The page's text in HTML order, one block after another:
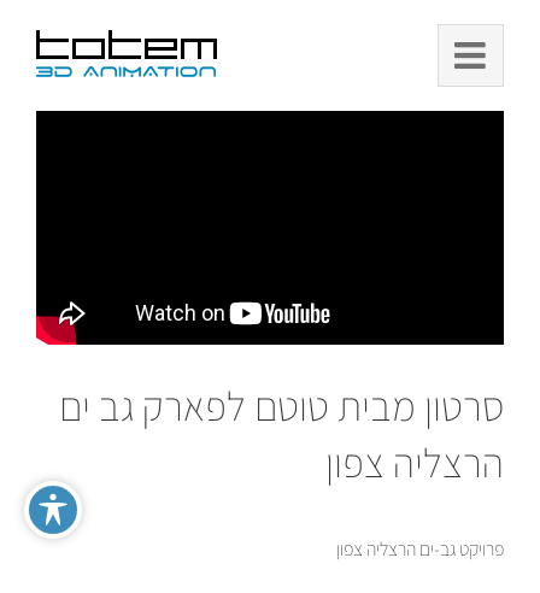
content
סרטון מבית טוטם לפארק גב ים
הרצליה צפון
פרויקט גב-ים הרצליה צפון